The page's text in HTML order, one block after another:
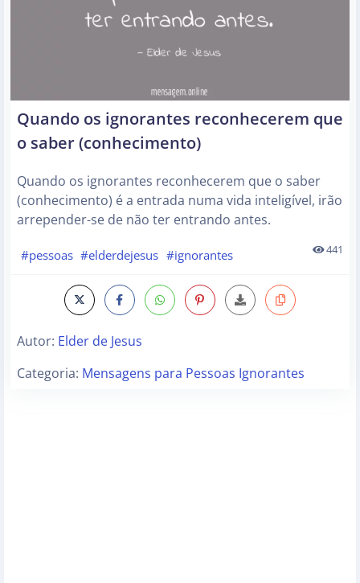
Quando os ignorantes reconhecerem que
o saber (conhecimento)
Quando os ignorantes reconhecerem que o saber
(conhecimento) é a entrada numa vida inteligível, irão
arrepender-se de não ter entrando antes.
#pessoas #elderdejesus #ignorantes 441
Autor: Elder de Jesus
Categoria: Mensagens para Pessoas Ignorantes